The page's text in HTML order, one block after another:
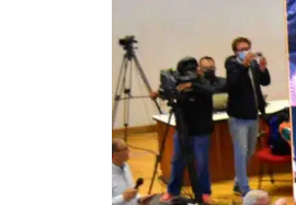
Use limited data to select content
IAB Special Features:
Use precise geolocation data
Identify devices based on